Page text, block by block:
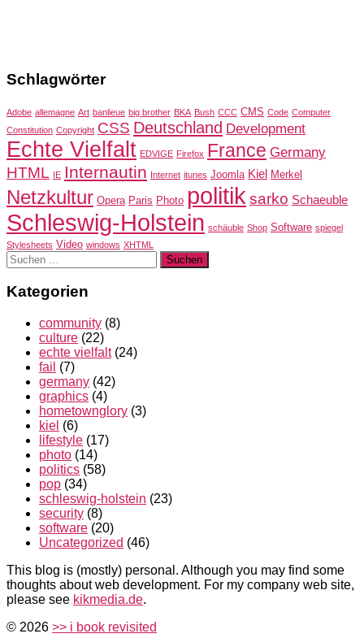
Schlagwörter
Adobe allemagne Art banlieue big brother BKA Bush CCC CMS Code Computer
Constitution Copyright CSS Deutschland Development
Echte Vielfalt EDVIGE Firefox France Germany
HTML IE Internautin Internet itunes Joomla Kiel Merkel
Netzkultur Opera Paris Photo politik sarko Schaeuble
Schleswig-Holstein schäuble Shop Software spiegel
Stylesheets Video windows XHTML
Suchen
nach:
Kategorien
community (8)
culture (22)
echte vielfalt(24)
fail (7)
germany (42)
graphics (4)
hometownglory (3)
kiel (6)
lifestyle (17)
photo (14)
politics (58)
pop (34)
schleswig-holstein (23)
security (8)
software (20)
Uncategorized (46)
This blog is (mostly) personal. Although you may find some
thoughts about web development. For my company web site,
please see kikmedia.de.
© 2026 >> i book revisited